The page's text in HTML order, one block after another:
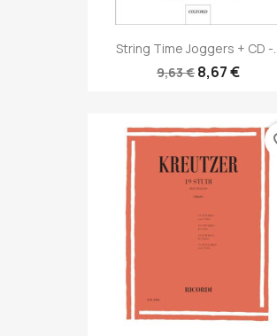
String Time Joggers + CD -...
9,63 € 8,67 €